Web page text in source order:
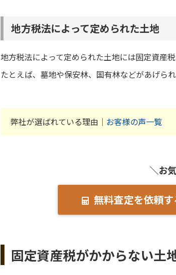
地方税法によって定められた土地
地方税法によって定められた土地には固定資産税
たとえば、墓地や保安林、国有林などがあげられ
弊社が選ばれている理由｜ お客様の声一覧
＼お
無料査定を依頼す
固定資産税がかからない土